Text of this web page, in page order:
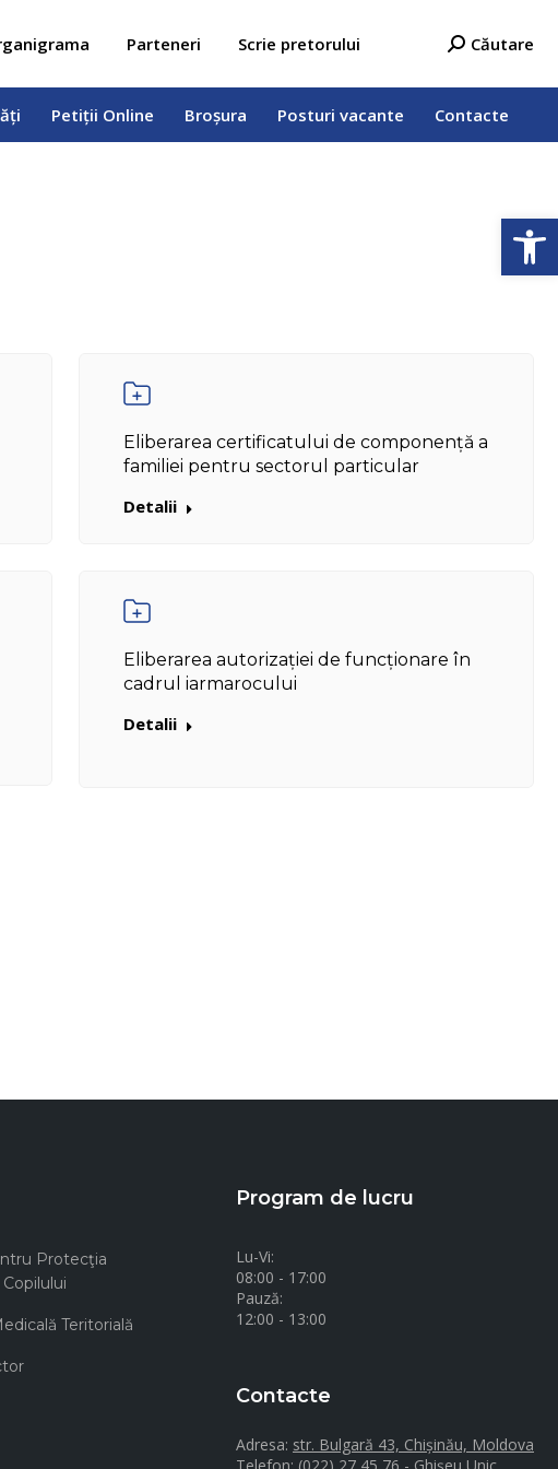
Parteneri Scrie pretorului Search:
Căutare
Petiții Online Broșura Posturi vacante Contacte
Eliberarea certificatului de componență a
familiei pentru sectorul particular
Detalii
Eliberarea autorizației de funcționare în
cadrul iarmarocului
Detalii
Protecţia
Teritorială
Program de lucru
Lu-Vi:
08:00 - 17:00
Pauză:
12:00 - 13:00
Contacte
Adresa: str. Bulgară 43, Chișinău, Moldova
Petiții Online Broșura Posturi vacante Contacte